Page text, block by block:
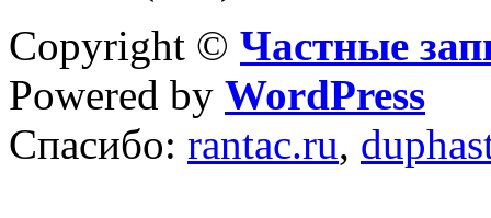
Copyright © Частные
Powered by WordPress
Спасибо: rantac.ru,